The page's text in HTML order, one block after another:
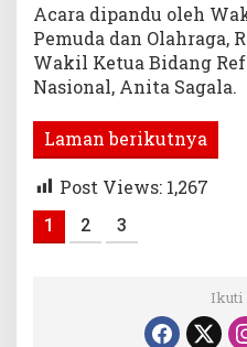
Acara dipandu oleh
Pemuda dan Olahraga,
Wakil Ketua Bidang
Nasional, Anita Sagala.
Laman berikutnya
Post Views: 1,267
1 2 3
Ikuti